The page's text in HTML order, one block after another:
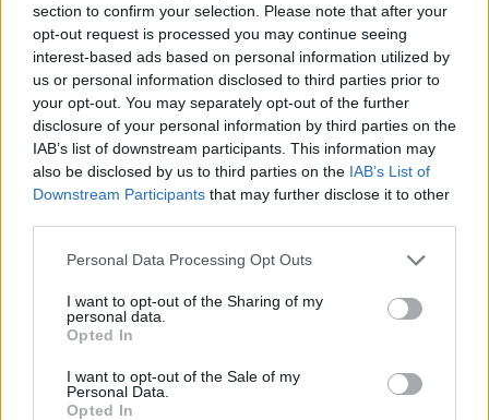
section to confirm your selection. Please note that after your
opt-out request is processed you may continue seeing
interest-based ads based on personal information utilized by
us or personal information disclosed to third parties prior to
your opt-out. You may separately opt-out of the further
disclosure of your personal information by third parties on the
IAB’s list of downstream participants. This information may
also be disclosed by us to third parties on the IAB’s List of
Downstream Participants that may further disclose it to other
Please note that this website/app uses one or more Google
not limited to your visit or usage behaviour. You may click to
grant or deny consent to Google and its third-party tags to
use your data for below specified purposes in below Google
consent section.
Personal Data Processing Opt Outs
I want to opt-out of the Sharing of my
personal data.
Opted In
I want to opt-out of the Sale of my
Personal Data.
Opted In